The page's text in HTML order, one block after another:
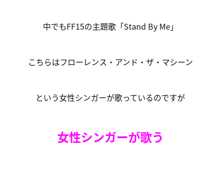
中でもFF15の主題歌「Stand By Me」
こちらはフローレンス・アンド・ザ・マシーン
という女性シンガーが歌っているのですが
女性シンガーが歌う